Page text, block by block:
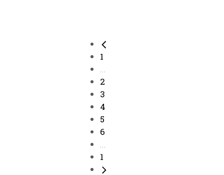
1
...
2
3
4
5
6
...
1